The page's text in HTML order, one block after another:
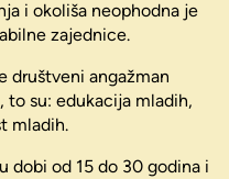
i okoliša neophodna je
zajednice.
društveni angažman
su: edukacija mladih,
mladih.
dobi od 15 do 30 godina i